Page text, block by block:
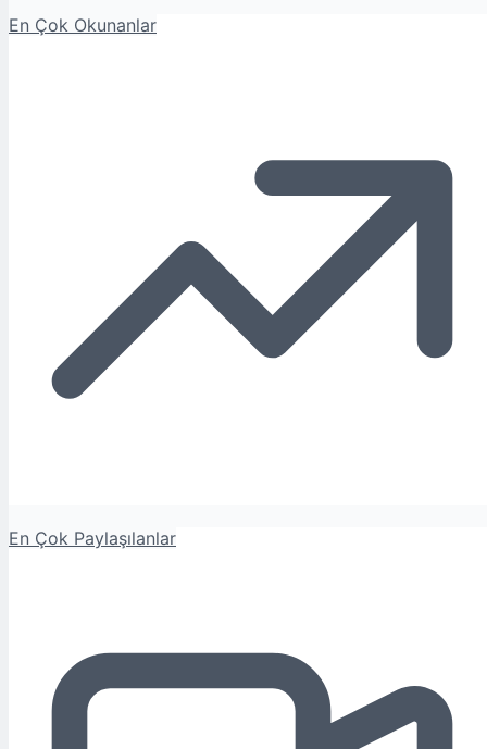
En Çok Okunanlar
En Çok Paylaşılanlar